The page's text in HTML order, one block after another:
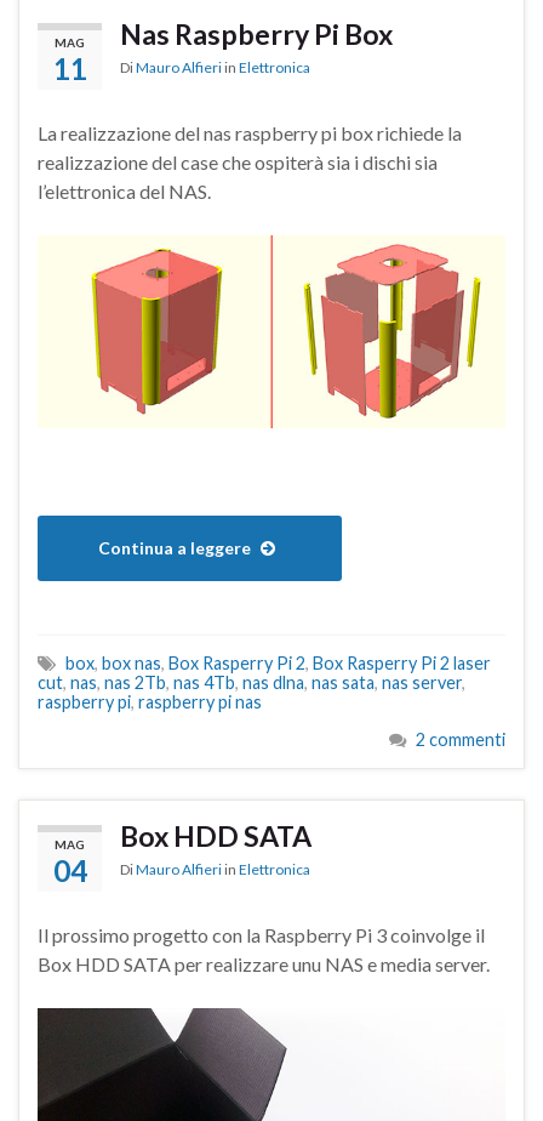
MAG
11
Nas Raspberry Pi Box
DiMauro Alfieri in Elettronica
La realizzazione del nas raspberry pi box richiede la
realizzazione del case che ospiterà sia i dischi sia
l’elettronica del NAS.
Continua a leggere
box, box nas, Box Rasperry Pi 2, Box Rasperry Pi 2 laser
cut, nas, nas 2Tb, nas 4Tb, nas dlna, nas sata, nas server,
raspberry pi, raspberry pi nas
2 commenti
MAG
04
Box HDD SATA
DiMauro Alfieri in Elettronica
Il prossimo progetto con la Raspberry Pi 3 coinvolge il
Box HDD SATA per realizzare unu NAS e media server.